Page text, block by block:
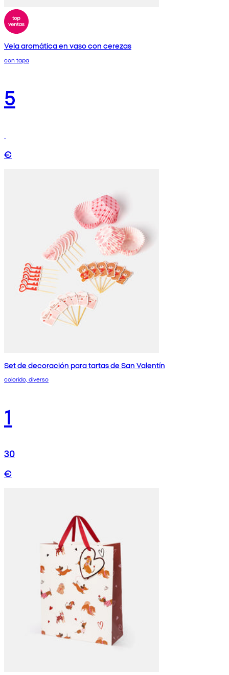
Vela aromática en vaso con cerezas
con tapa
5
€
Set de decoración para tartas de San Valentín
colorido, diverso
1
30
€